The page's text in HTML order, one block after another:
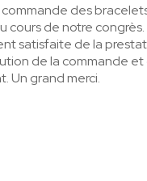
commande des
cours de notre
satisfaite de la
de la commande et
Un grand merci.